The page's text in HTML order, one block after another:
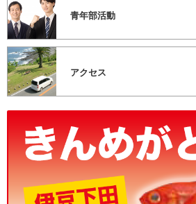
青年部活動
アクセス